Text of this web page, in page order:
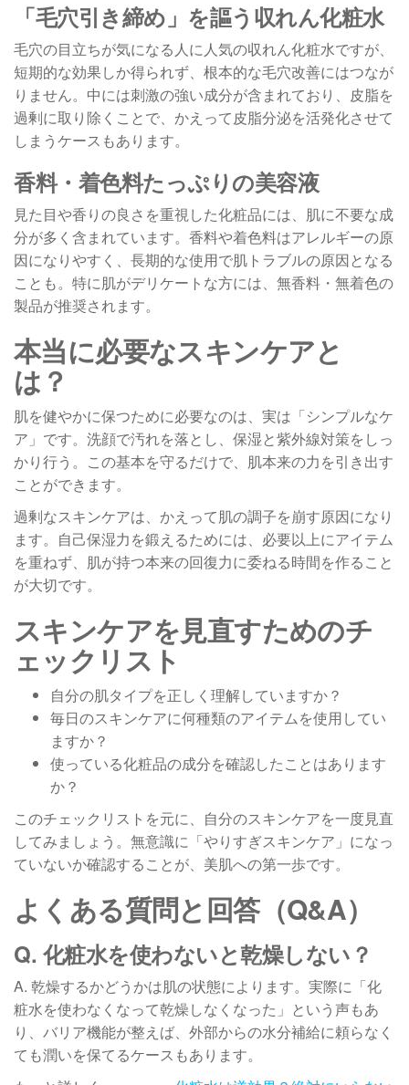
「毛穴引き締め」を謳う収れん化粧水
毛穴の目立ちが気になる人に人気の収れん化粧水ですが、
短期的な効果しか得られず、根本的な毛穴改善にはつなが
りません。中には刺激の強い成分が含まれており、皮脂を
過剰に取り除くことで、かえって皮脂分泌を活発化させて
しまうケースもあります。
香料・着色料たっぷりの美容液
見た目や香りの良さを重視した化粧品には、肌に不要な成
分が多く含まれています。香料や着色料はアレルギーの原
因になりやすく、長期的な使用で肌トラブルの原因となる
ことも。特に肌がデリケートな方には、無香料・無着色の
製品が推奨されます。
本当に必要なスキンケアと
は？
肌を健やかに保つために必要なのは、実は「シンプルなケ
ア」です。洗顔で汚れを落とし、保湿と紫外線対策をしっ
かり行う。この基本を守るだけで、肌本来の力を引き出す
ことができます。
過剰なスキンケアは、かえって肌の調子を崩す原因になり
ます。自己保湿力を鍛えるためには、必要以上にアイテム
を重ねず、肌が持つ本来の回復力に委ねる時間を作ること
が大切です。
スキンケアを見直すためのチ
ェックリスト
自分の肌タイプを正しく理解していますか？
毎日のスキンケアに何種類のアイテムを使用してい
ますか？
使っている化粧品の成分を確認したことはあります
か？
このチェックリストを元に、自分のスキンケアを一度見直
してみましょう。無意識に「やりすぎスキンケア」になっ
ていないか確認することが、美肌への第一歩です。
よくある質問と回答（Q&A）
Q. 化粧水を使わないと乾燥しない？
A. 乾燥するかどうかは肌の状態によります。実際に「化
粧水を使わなくなって乾燥しなくなった」という声もあ
り、バリア機能が整えば、外部からの水分補給に頼らなく
ても潤いを保てるケースもあります。